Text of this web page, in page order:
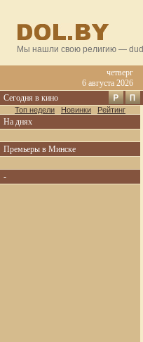
Мы нашли свою религию —
четверг
6 августа 2026
Сегодня в кино
Топ недели Новинки Рейтинг
На днях
Премьеры в Минске
-